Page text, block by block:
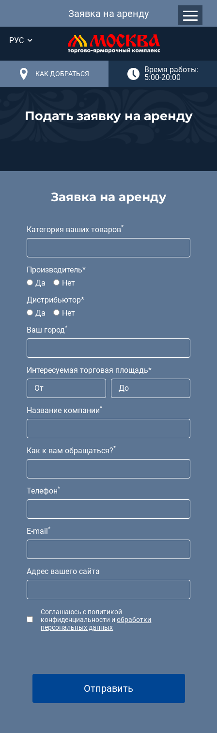
Заявка на аренду
РУС
КАК ДОБРАТЬСЯ
Время работы:
5:00-20:00
Подать заявку на аренду
Заявка на аренду
Категория ваших товаров*
Производитель*
Да
Нет
Дистрибьютор*
Да
Нет
Ваш город*
Интересуемая торговая площадь*
Название компании*
Как к вам обращаться?*
Телефон*
E-mail*
Адрес вашего сайта
Соглашаюсь с политикой
конфиденциальности иобработки
персональных данных
Отправить